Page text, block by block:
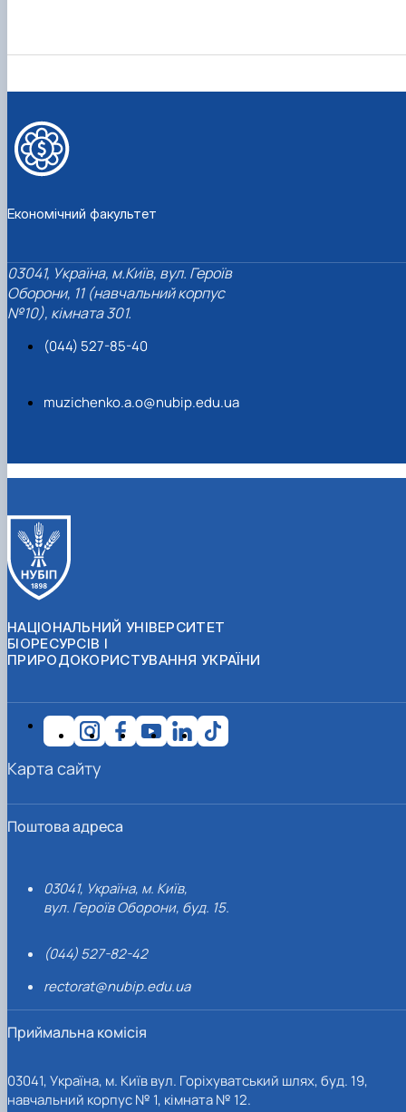
Економічний факультет
03041, Україна, м.Київ, вул. Героїв
Оборони, 11 (навчальний корпус
№10), кімната 301.
(044) 527-85-40
muzichenko.a.o@nubip.edu.ua
НАЦІОНАЛЬНИЙ УНІВЕРСИТЕТ
БІОРЕСУРСІВ І
ПРИРОДОКОРИСТУВАННЯ УКРАЇНИ
Поштова адреса
03041, Україна, м. Київ,
вул. Героїв Оборони, буд. 15.
(044) 527-82-42
rectorat@nubip.edu.ua
Приймальна комісія
03041, Україна, м. Київ вул. Горіхуватський шлях, буд. 19,
навчальний корпус № 1, кімната № 12.
Карта сайту